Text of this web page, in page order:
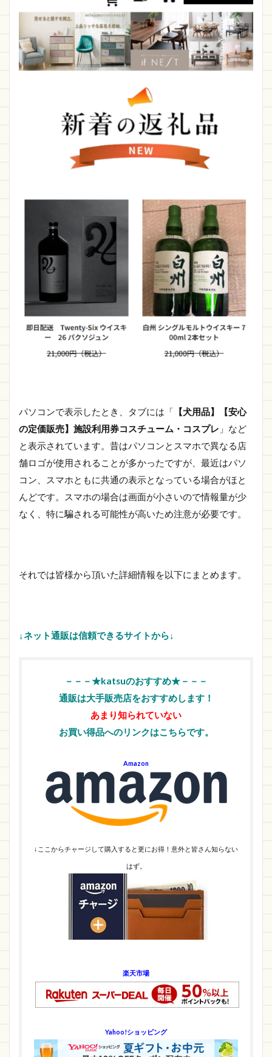
パソコンで表示したとき、タブには「 【犬用品】【安心
の定価販売】施設利用券コスチューム・コスプレ 」など
と表示されています。昔はパソコンとスマホで異なる店
舗ロゴが使用されることが多かったですが、最近はパソ
コン、スマホともに共通の表示となっている場合がほと
んどです。スマホの場合は画面が小さいので情報量が少
なく、特に騙される可能性が高いため注意が必要です。
それでは皆様から頂いた詳細情報を以下にまとめます。
↓ネット通販は信頼できるサイトから↓
－－－★katsuのおすすめ★－－－
通販は大手販売店をおすすめします！
あまり知られていない
お買い得品へのリンクはこちらです。
Amazon
↓ここからチャージして購入すると更にお得！意外と皆さん知らない
はず。
楽天市場
Yahoo!ショッピング